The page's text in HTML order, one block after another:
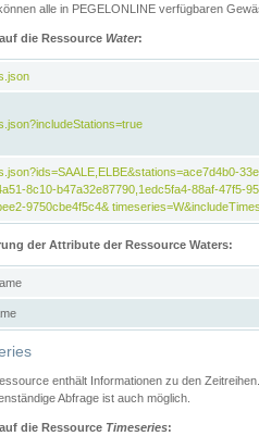
alle in PEGELONLINE verfügbaren
die Ressource Water:
8c10-b47a32e87790,1edc5fa4-88af-47f5-
9750cbe4f5c4&
der Attribute der Ressource Waters:
enthält Informationen zu den
Abfrage ist auch möglich.
die Ressource Timeseries: